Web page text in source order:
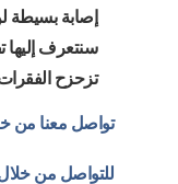
إصابة بسيطة
سنتعرف إليها
تزحزح
تواصل معنا من
للتواصل من